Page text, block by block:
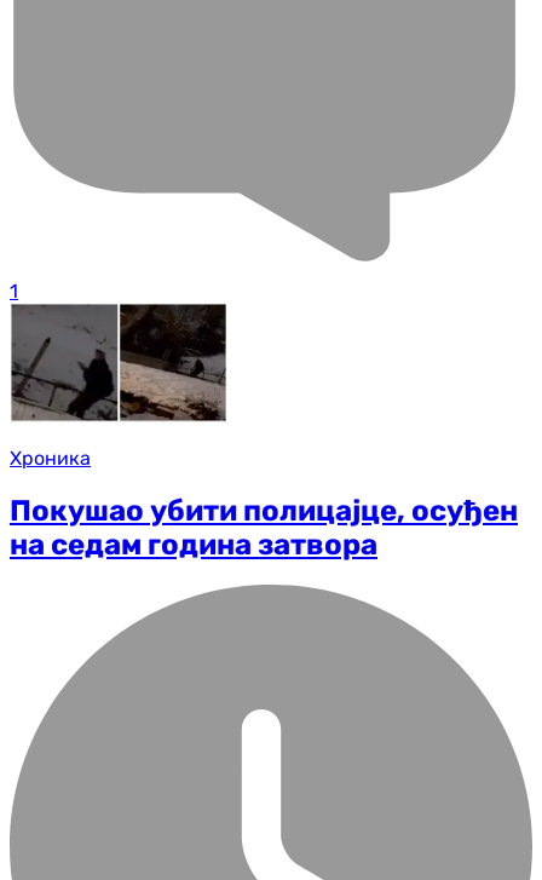
1
Хроника
Покушао убити полицајце, осуђен
на седам година затвора